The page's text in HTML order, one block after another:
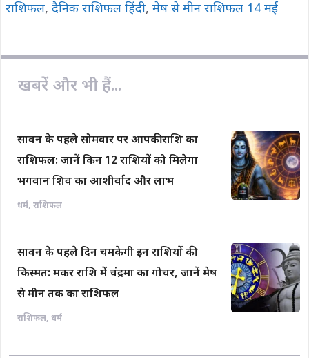
राशिफल, दैनिक राशिफल हिंदी, मेष से मीन राशिफल 14 मई
खबरें और भी हैं...
सावन के पहले सोमवार पर आपकी राशि का
राशिफल: जानें किन 12 राशियों को मिलेगा
भगवान शिव का आशीर्वाद और लाभ
धर्म, राशिफल
सावन के पहले दिन चमकेगी इन राशियों की
किस्मत: मकर राशि में चंद्रमा का गोचर, जानें मेष
से मीन तक का राशिफल
राशिफल, धर्म